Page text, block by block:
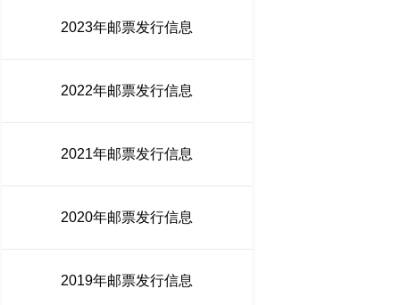
2023年邮票发行信息
2022年邮票发行信息
2021年邮票发行信息
2020年邮票发行信息
2019年邮票发行信息